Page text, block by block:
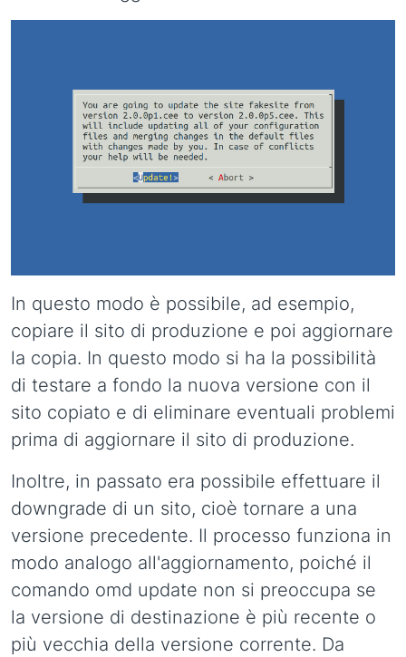
In questo modo è possibile, ad esempio,
copiare il sito di produzione e poi aggiornare
la copia. In questo modo si ha la possibilità
di testare a fondo la nuova versione con il
sito copiato e di eliminare eventuali problemi
prima di aggiornare il sito di produzione.
Inoltre, in passato era possibile effettuare il
downgrade di un sito, cioè tornare a una
versione precedente. Il processo funziona in
modo analogo all'aggiornamento, poiché il
comando omd update non si preoccupa se
la versione di destinazione è più recente o
più vecchia della versione corrente. Da